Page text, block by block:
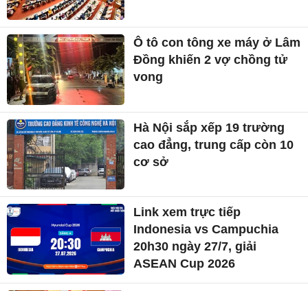
Ô tô con tông xe máy ở Lâm
Đồng khiến 2 vợ chồng tử
vong
Hà Nội sắp xếp 19 trường
cao đẳng, trung cấp còn 10
cơ sở
Link xem trực tiếp
Indonesia vs Campuchia
20h30 ngày 27/7, giải
ASEAN Cup 2026